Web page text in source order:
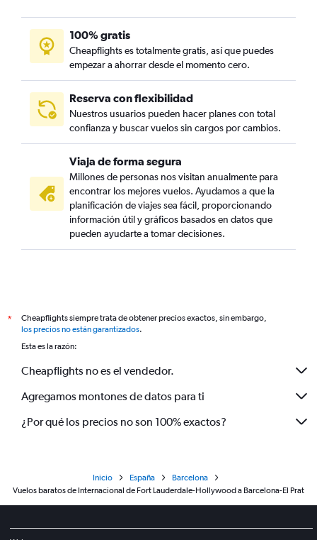
100% gratis
Cheapflights es totalmente gratis, así que puedes
empezar a ahorrar desde el momento cero.
Reserva con flexibilidad
Nuestros usuarios pueden hacer planes con total
confianza y buscar vuelos sin cargos por cambios.
Viaja de forma segura
Millones de personas nos visitan anualmente para
encontrar los mejores vuelos. Ayudamos a que la
planificación de viajes sea fácil, proporcionando
información útil y gráficos basados en datos que
pueden ayudarte a tomar decisiones.
*
Cheapflights siempre trata de obtener precios exactos, sin embargo,
los precios no están garantizados.
Esta es la razón:
Cheapflights no es el vendedor.
Agregamos montones de datos para ti
¿Por qué los precios no son 100% exactos?
Inicio España
Barcelona
Vuelos baratos de Internacional de Fort Lauderdale-Hollywood a Barcelona-El Prat